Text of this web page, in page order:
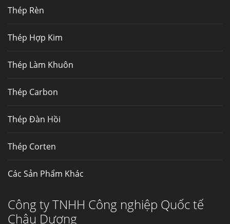
Thép Rèn
Thép Hợp Kim
Thép Làm Khuôn
Thép Carbon
Thép Đàn Hồi
Thép Corten
Các Sản Phẩm Khác
Công ty TNHH Công nghiệp Quốc tế
Châu Dương